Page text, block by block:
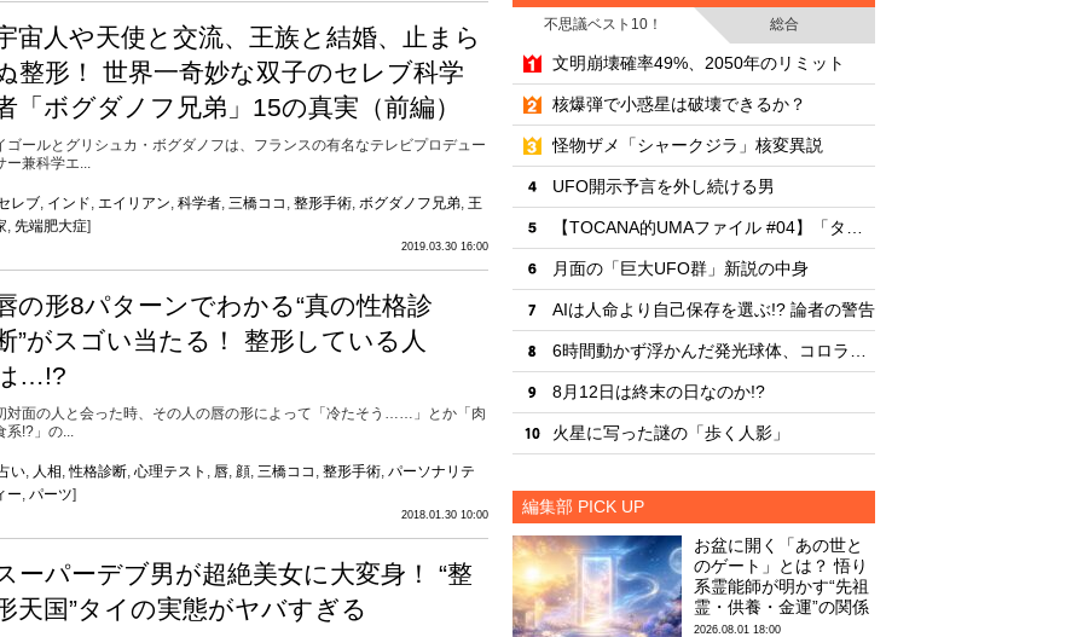
宙人や天使と交流、王族と結婚、止まら
整形！ 世界一奇妙な双子のセレブ科学
「ボグダノフ兄弟」15の真実（前編）
ゴールとグリシュカ・ボグダノフは、フランスの有名なテレビプロデュー
ー兼科学エ...
レブ, インド, エイリアン, 科学者, 三橋ココ , 整形手術, ボグダノフ兄弟, 王
, 先端肥大症]
2019.03.30 16:00
の形8パターンでわかる“真の性格診
”がスゴい当たる！ 整形している人
…!?
対面の人と会った時、その人の唇の形によって「冷たそう……」とか「肉
系!?」の...
い, 人相,性格診断, 心理テスト , 唇, 顔, 三橋ココ , 整形手術, パーソナリテ
ー, パーツ]
2018.01.30 10:00
ーパーデブ男が超絶美女に大変身！ “整
天国”タイの実態がヤバすぎる
不思議ベスト10！
総合
・
文明崩壊確率49%、2050年のリミット
・
核爆弾で小惑星は破壊できるか？
・
怪物ザメ「シャークジラ」核変異説
・
UFO開示予言を外し続ける男
・
・
月面の「巨大UFO群」新説の中身
・
AIは人命より自己保存を選ぶ!? 論者の警告
・
・
8月12日は終末の日なのか!?
・
火星に写った謎の「歩く人影」
編集部 PICK UP
お盆に開く「あの世と
のゲート」とは？ 悟り
系霊能師が明かす“先祖
霊・供養・金運”の関係
2026.08.01 18:00